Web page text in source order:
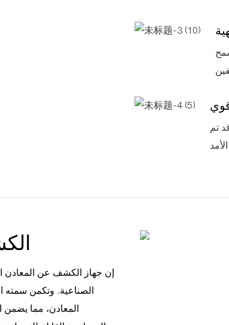
قوي
تم
إن جهاز الكشف عن المعادن
الصناعية. وتكمن
المعادن، مما